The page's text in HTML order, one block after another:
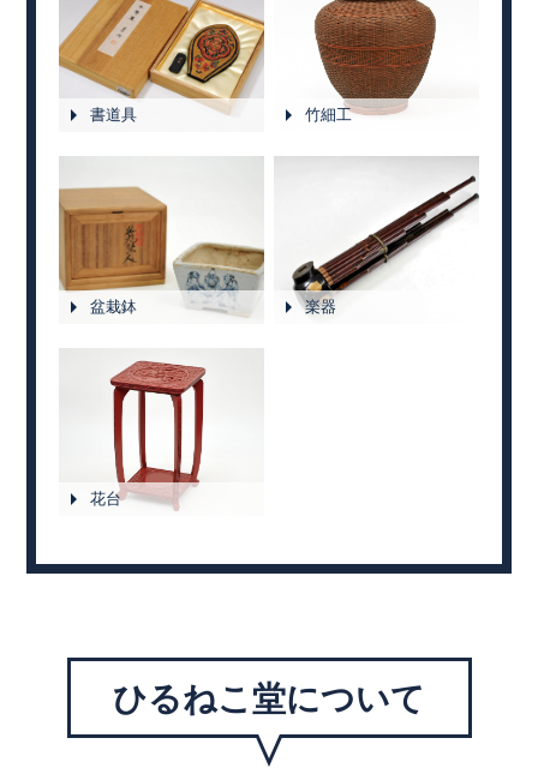
書道具 竹細工
盆栽鉢 楽器
花台
ひるねこ堂について